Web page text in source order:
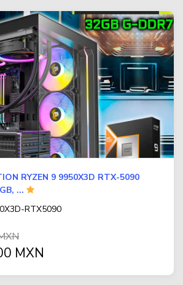
RYZEN 9 9950X3D RTX-5090
...
RTX5090
MXN